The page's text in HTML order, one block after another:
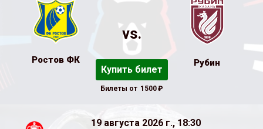
Ростов ФК
vs.
Купить билет
Билеты от 1500₽
Рубин
19 августа 2026 г., 18:30